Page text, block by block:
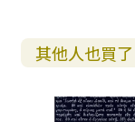
d 安葬（二
四 耶穌的復活
2 以馬忤斯路
其他人也買了